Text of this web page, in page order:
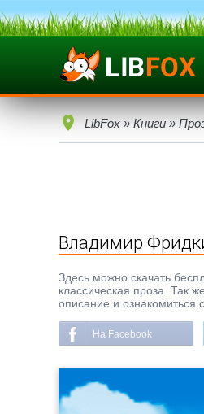
LibFox » Книги »
Владимир
Здесь можно скачать
классическая проза. Так
описание и ознакомиться
На Facebook